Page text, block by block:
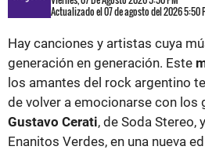
Actualizado el 07 de agosto del 2026 5:50
Hay canciones y artistas cuya
generación en generación. Este
los amantes del rock argentino
de volver a emocionarse con los
Gustavo Cerati, de Soda Stereo, y
Enanitos Verdes, en una nueva